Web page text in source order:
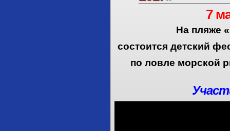
7
На пляже
состоится детский
по ловле морской